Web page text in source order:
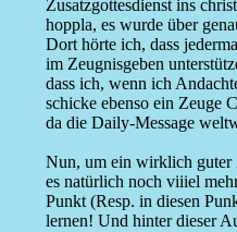
Zusatzgottesdienst ins
hoppla, es wurde über
Dort hörte ich, dass
im Zeugnisgeben
dass ich, wenn ich
schicke ebenso ein Zeuge
da die Daily-Message
Nun, um ein wirklich guter
es natürlich noch viiiel
Punkt (Resp. in diesen
lernen! Und hinter dieser